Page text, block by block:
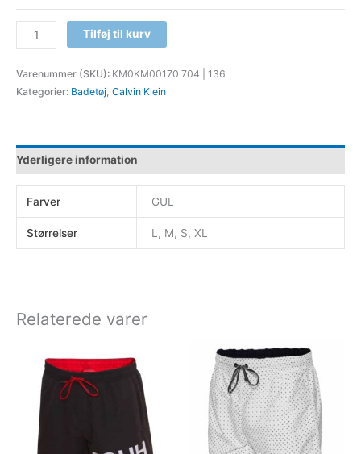
Tilføj til kurv
Varenummer (SKU): KM0KM00170 704 | 136
Kategorier: Badetøj, Calvin Klein
Yderligere information
Farver GUL
Størrelser L, M, S, XL
Relaterede varer
vare
har
flere
varianter.
Mulighederne
Dette
vare
har
flere
varianter.